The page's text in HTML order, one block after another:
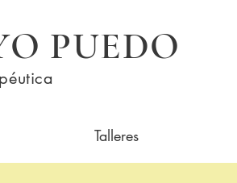
PUEDO
Talleres